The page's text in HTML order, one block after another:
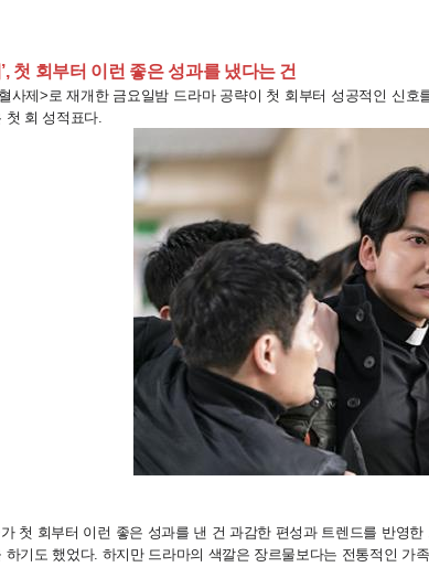
첫 회부터 이런 좋은 성과를 냈다는 건
사제>로 재개한 금요일밤 드라마 공략이 첫 회부터 성공적인 신
첫 회 성적표다.
첫 회부터 이런 좋은 성과를 낸 건 과감한 편성과 트렌드를 반영
하기도 했었다. 하지만 드라마의 색깔은 장르물보다는 전통적인